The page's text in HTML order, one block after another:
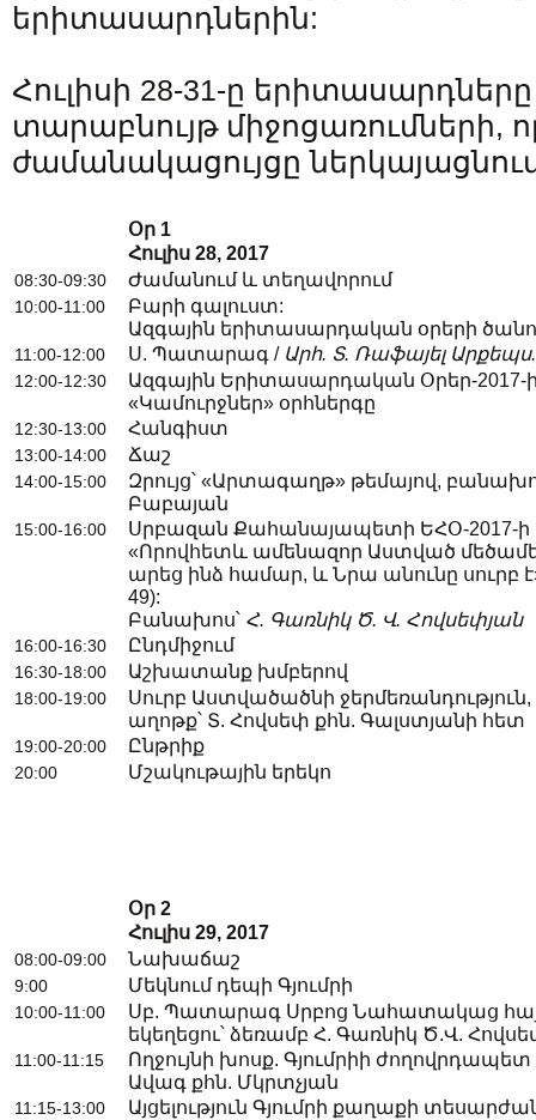
երիտասարդներին:
Հուլիսի 28-31-ը
տարաբնույթ միջոցառումների,
ժամանակացույցը
Օր 1
Հուլիս 28, 2017
08:30-09:30 Ժամանում և տեղավորում
10:00-11:00
Բարի գալուստ:
Ազգային երիտասարդական օրերի
11:00-12:00 Ս. Պատարագ / Արհ. Տ. Ռաֆայել Արքեպս
12:00-12:30
Ազգային Երիտասարդական Օրեր-2017-
«Կամուրջներ» օրհներգը
12:30-13:00 Հանգիստ
13:00-14:00 Ճաշ
14:00-15:00
Զրույց՝ «Արտագաղթ» թեմայով,
Բաբայան
15:00-16:00
Սրբազան Քահանայապետի ԵՀՕ-2017-ի
«Որովհետև ամենազոր Աստված
արեց ինձ համար, և Նրա անունը սուրբ
49):
Բանախոս՝ Հ. Գառնիկ Ծ. Վ. Հովսեփյան
16:00-16:30 Ընդմիջում
16:30-18:00 Աշխատանք խմբերով
18:00-19:00
Սուրբ Աստվածածնի
աղոթք՝ Տ. Հովսեփ քհն. Գալստյանի հետ
19:00-20:00 Ընթրիք
20:00 Մշակութային երեկո
Օր 2
Հուլիս 29, 2017
08:00-09:00 Նախաճաշ
9:00 Մեկնում դեպի Գյումրի
10:00-11:00
Սբ. Պատարագ Սրբոց Նահատակաց հայ
եկեղեցու՝ ձեռամբ Հ. Գառնիկ Ծ.Վ.
11:00-11:15
Ողջույնի խոսք. Գյումրիի
Ավագ քհն. Մկրտչյան
11:15-13:00 Այցելություն Գյումրի քաղաքի